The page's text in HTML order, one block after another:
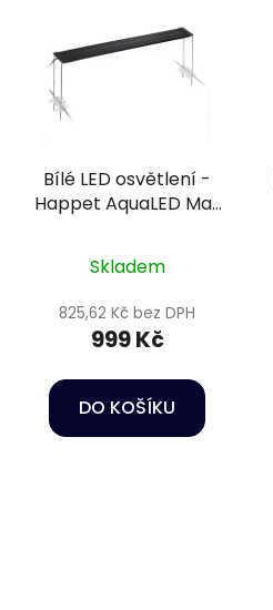
Bílé LED osvětlení -
Happet AquaLED Max
Skladem
825,62 Kč bez DPH
999 Kč
DO KOŠÍKU